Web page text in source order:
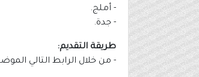
- أملج.
- جدة.
طريقة التقديم:
- من خلال الرابط التالي